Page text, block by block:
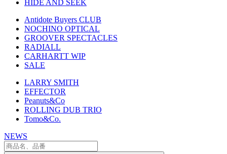
HIDE AND SEEK
Antidote Buyers CLUB
NOCHINO OPTICAL
GROOVER SPECTACLES
RADIALL
CARHARTT WIP
SALE
LARRY SMITH
EFFECTOR
Peanuts&Co
ROLLING DUB TRIO
Tomo&Co.
NEWS